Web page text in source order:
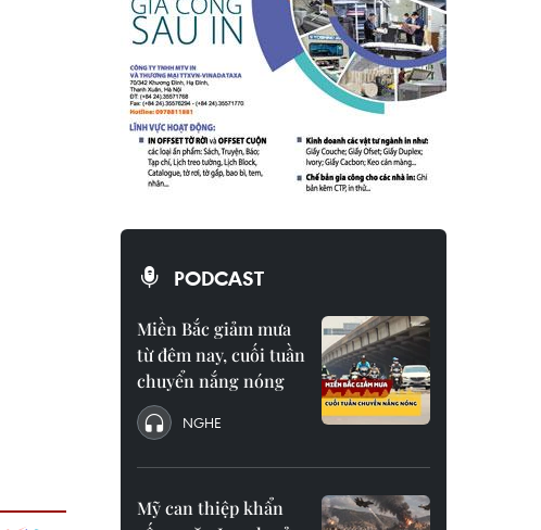
PODCAST
Miền Bắc giảm mưa
từ đêm nay, cuối tuần
chuyển nắng nóng
NGHE
Mỹ can thiệp khẩn